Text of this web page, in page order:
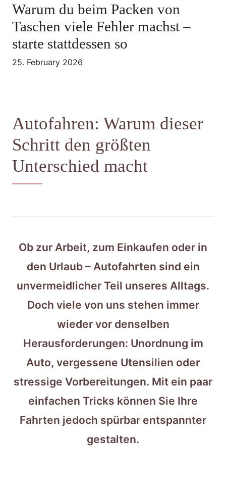
Warum du beim Packen von
Taschen viele Fehler machst –
starte stattdessen so
25. February 2026
Autofahren: Warum dieser
Schritt den größten
Unterschied macht
Ob zur Arbeit, zum Einkaufen oder in
den Urlaub – Autofahrten sind ein
unvermeidlicher Teil unseres Alltags.
Doch viele von uns stehen immer
wieder vor denselben
Herausforderungen: Unordnung im
Auto, vergessene Utensilien oder
stressige Vorbereitungen. Mit ein paar
einfachen Tricks können Sie Ihre
Fahrten jedoch spürbar entspannter
gestalten.